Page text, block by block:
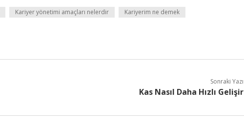
Kariyer yönetimi amaçları nelerdir Kariyerim ne demek
Sonraki Yazı
Kas Nasıl Daha Hızlı Gelişir